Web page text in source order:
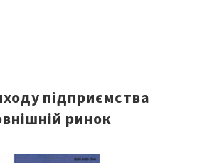
підприємства
ринок